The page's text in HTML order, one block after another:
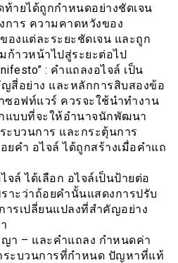
ายได้ถูกกำหนดอย่างชัดเจน
การ ความคาดหวังของ
องแต่ละระยะชัดเจน และถูก
ก้าวหน้าไปสู่ระยะต่อไป
: คำแถลงอไจล์ เป็น
สี่อย่าง และหลักการสิบสองข้อ
อฟท์แวร์ ควรจะใช้นำทำงาน
แบบที่จะให้อำนาจนักพัฒนา
ะบวนการ และกระตุ้นการ
คำ อไจล์ ได้ถูกสร้างเมื่อคำแถ
จล์ ได้เลือก อไจล์เป็นป้ายต่อ
าะว่าถ้อยคำนั้นแสดงการปรับ
รเปลี่ยนแปลงที่สำคัญอย่าง
า – และคำแถลง กำหนดค่า
ระบวนการที่กำหนด ปัญหาที่แท้